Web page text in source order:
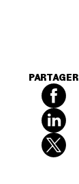
PARTAGER